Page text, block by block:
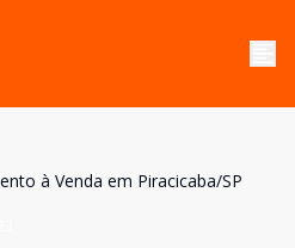
à Venda em Piracicaba/SP